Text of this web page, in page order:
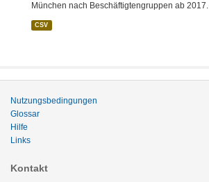
München nach Beschäftigtengruppen ab 2017.
CSV
Nutzungsbedingungen
Glossar
Hilfe
Links
Kontakt